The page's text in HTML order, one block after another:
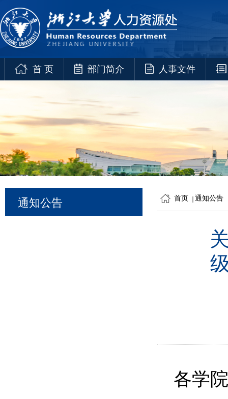
首 页 部门简介 人事文件
通知公告 首页 通知公告
各学